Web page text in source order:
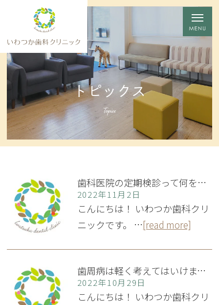
トピックス
Topics
歯科医院の定期検診って何をするの？
2022年11月2日
こんにちは！ いわつか歯科クリ
ニックです。 …[read more]
歯周病は軽く考えてはいけません
2022年10月29日
こんにちは！ いわつか歯科クリ